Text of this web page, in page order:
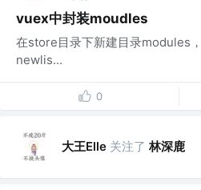
vuex中封装moudles
在store目录下新建目录modules
newlis...
0
大王Elle 关注了 林深鹿